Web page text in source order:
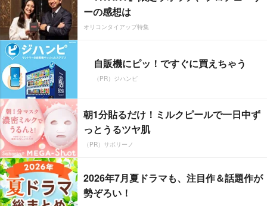
ーの感想は
オリコンタイアップ特集
自販機にピッ！ですぐに買えちゃう
（PR）ジハンピ
朝1分貼るだけ！ミルクピールで一日中ず
っとうるツヤ肌
（PR）サボリーノ
2026年7月夏ドラマも、注目作＆話題作が
勢ぞろい！